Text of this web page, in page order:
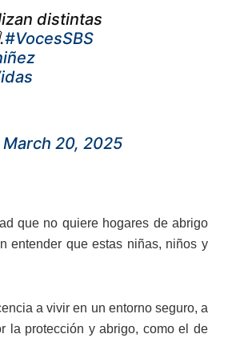
distintas
#VocesSBS
March 20, 2025
que no quiere hogares de abrigo
entender que estas niñas, niños y
a vivir en un entorno seguro, a
la protección y abrigo, como el de